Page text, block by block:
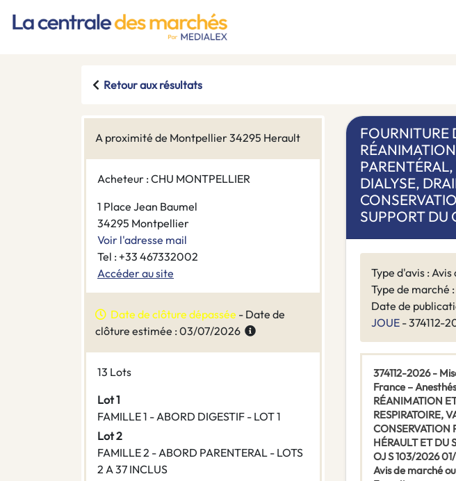
Retour aux résultats
A proximité de Montpellier 34295 Herault
Acheteur : CHU MONTPELLIER
1 Place Jean Baumel
34295 Montpellier
Voir l'adresse mail
Tel : +33 467332002
Accéder au site
Date de clôture dépassée - Date de
clôture estimée : 03/07/2026
13 Lots
Lot 1
FAMILLE 1 - ABORD DIGESTIF - LOT 1
Lot 2
FAMILLE 2 - ABORD PARENTERAL - LOTS
2 A 37 INCLUS
FOURNITURE
DIALYSE,
SUPPORT DU
Type d'avis :
Type de marché
Date de
JOUE - 374112-
374112-2026 -
France –
RÉANIMATION
RESPIRATOIRE,
CONSERVATION
HÉRAULT ET DU
OJ S 103/2026
Avis de marché